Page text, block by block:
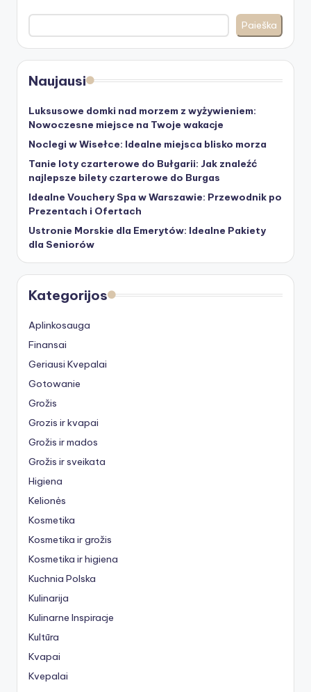
Paieška
Naujausi
Luksusowe domki nad morzem z wyżywieniem:
Nowoczesne miejsce na Twoje wakacje
Noclegi w Wisełce: Idealne miejsca blisko morza
Tanie loty czarterowe do Bułgarii: Jak znaleźć
najlepsze bilety czarterowe do Burgas
Idealne Vouchery Spa w Warszawie: Przewodnik po
Prezentach i Ofertach
Ustronie Morskie dla Emerytów: Idealne Pakiety
dla Seniorów
Kategorijos
Aplinkosauga
Finansai
Geriausi Kvepalai
Gotowanie
Grožis
Grozis ir kvapai
Grožis ir mados
Grožis ir sveikata
Higiena
Kelionės
Kosmetika
Kosmetika ir grožis
Kosmetika ir higiena
Kuchnia Polska
Kulinarija
Kulinarne Inspiracje
Kultūra
Kvapai
Kvepalai